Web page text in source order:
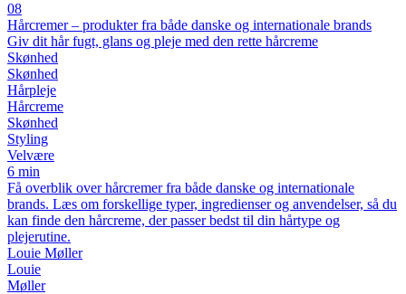
08
Hårcremer – produkter fra både danske og internationale brands
Giv dit hår fugt, glans og pleje med den rette hårcreme
Skønhed
Skønhed
Hårpleje
Hårcreme
Skønhed
Styling
Velvære
6 min
Få overblik over hårcremer fra både danske og internationale
brands. Læs om forskellige typer, ingredienser og anvendelser, så du
kan finde den hårcreme, der passer bedst til din hårtype og
plejerutine.
Louie Møller
Louie
Møller